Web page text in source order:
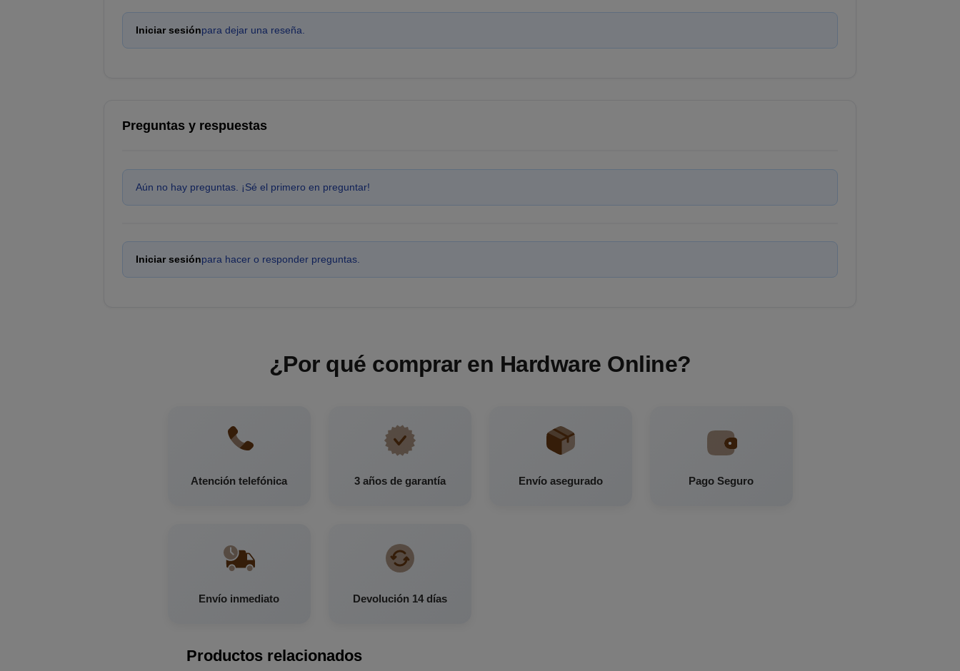
Iniciar sesiónpara dejar una reseña.
Preguntas y respuestas
Aún no hay preguntas. ¡Sé el primero en preguntar!
Iniciar sesiónpara hacer o responder preguntas.
¿Por qué comprar en Hardware Online?
Atención telefónica 3 años de garantía Envío asegurado Pago Seguro
Envío inmediato Devolución 14 días
Productos relacionados